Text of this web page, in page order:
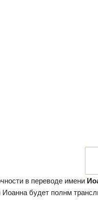
в переводе имени
будет полнм